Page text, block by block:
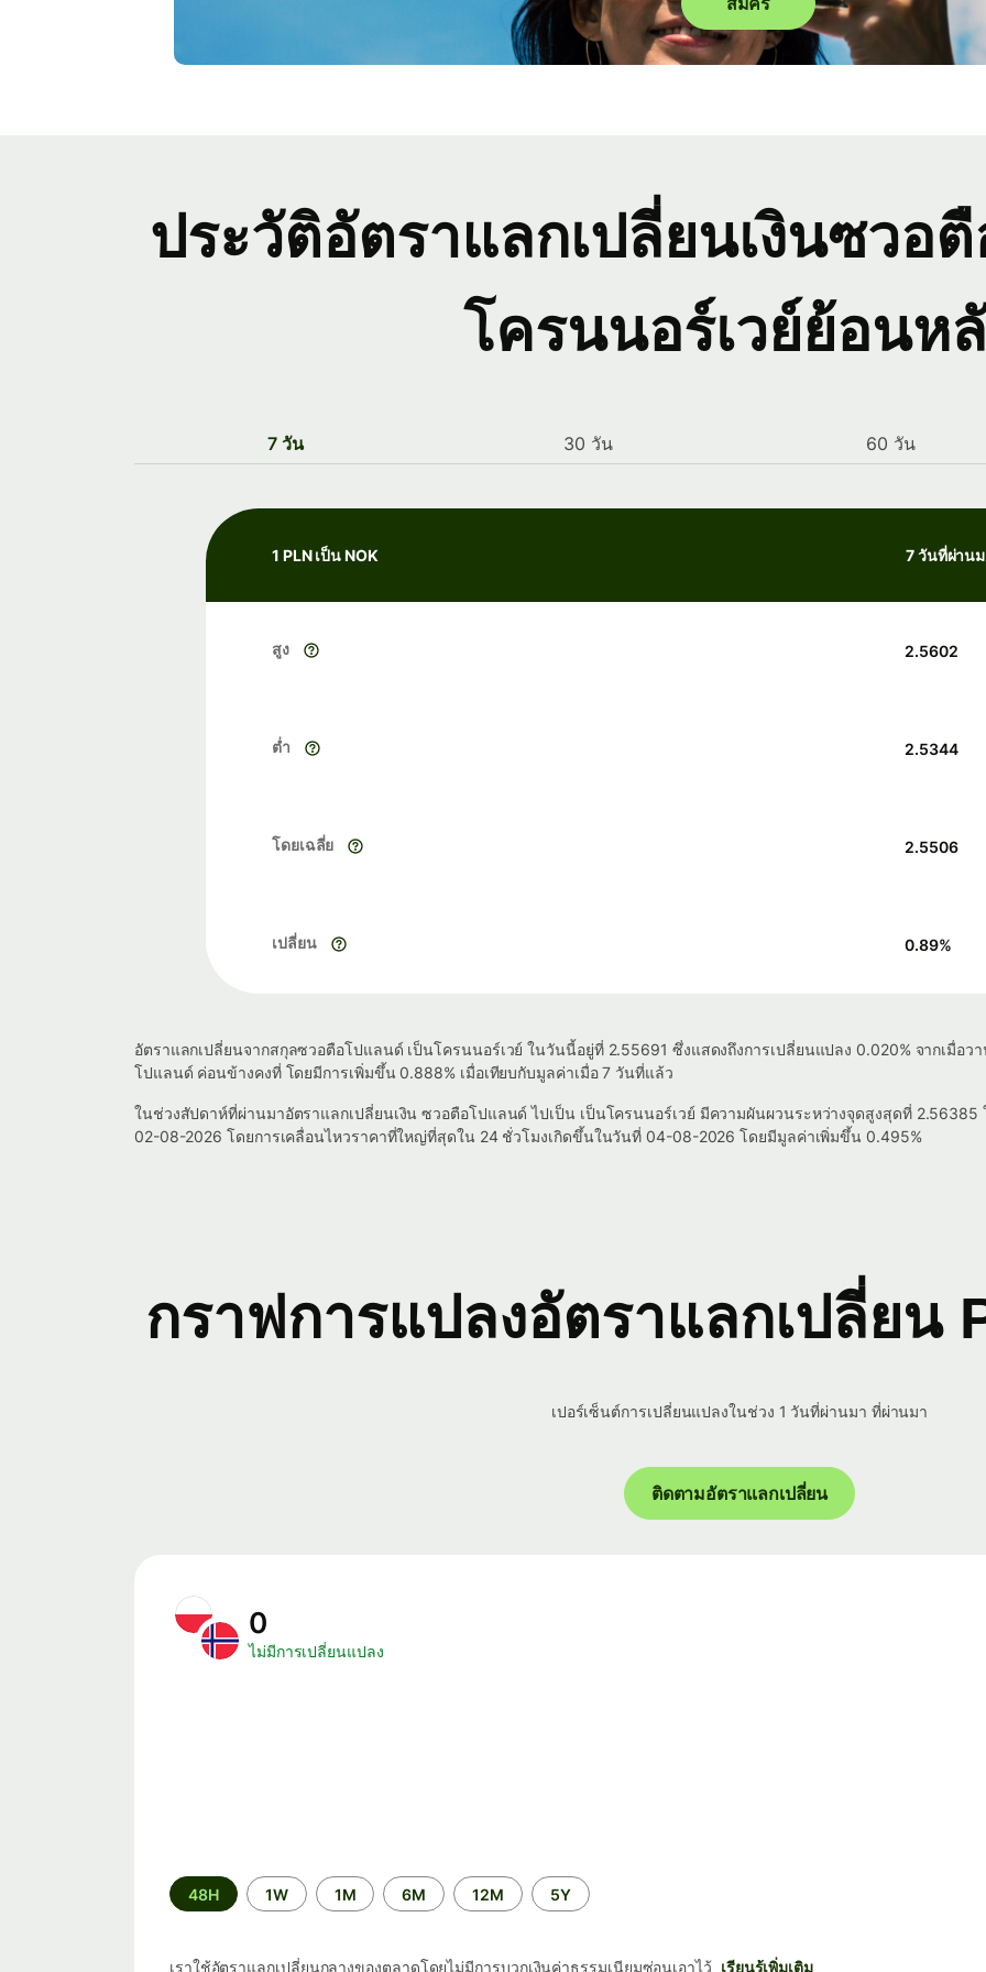
ประวัติอัตราแลกเปลี่ยนเงินซวอ
โครนนอร์เวย์ย้อนห
7 วัน 30 วัน 60 วัน
1 PLN เป็น NOK 7 วันที่ผ่าน
สูง 2.5602
ต่ำ 2.5344
โดยเฉลี่ย 2.5506
เปลี่ยน 0.89%
อัตราแลกเปลี่ยนจากสกุลซวอตือโปแลนด์ เป็นโครนนอร์เวย์ ในวันนี้อยู่ที่ 2.55691 ซึ่งแสดงถึงการเปลี่ยนแปลง 0.020% จากเมื่อ
โปแลนด์ ค่อนข้างคงที่ โดยมีการเพิ่มขึ้น 0.888% เมื่อเทียบกับมูลค่าเมื่อ 7 วันที่แล้ว
ในช่วงสัปดาห์ที่ผ่านมาอัตราแลกเปลี่ยนเงิน ซวอตือโปแลนด์ ไปเป็น เป็นโครนนอร์เวย์ มีความผันผวนระหว่างจุดสูงสุดที่
02-08-2026 โดยการเคลื่อนไหวราคาที่ใหญ่ที่สุดใน 24 ชั่วโมงเกิดขึ้นในวันที่ 04-08-2026 โดยมีมูลค่าเพิ่มขึ้น 0.495%
กราฟการแปลงอัตราแลกเปลี่ยน
เปอร์เซ็นต์การเปลี่ยนแปลงในช่วง 1 วันที่ผ่านมา ที่ผ่านมา
ติดตามอัตราแลกเปลี่ยน
0
ไม่มีการเปลี่ยนแปลง
ระยะ
เวลา
48H 1W 1M 6M 12M 5Y
เราใช้อัตราแลกเปลี่ยนกลางของตลาดโดยไม่มีการบวกเงินค่าธรรมเนียมซ่อนเอาไว้ เรียนรู้เพิ่มเติม